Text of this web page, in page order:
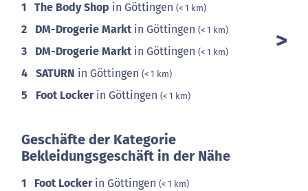
1 The Body Shop in Göttingen (< 1 km)
2 DM-Drogerie Markt in Göttingen (< 1 km)
3 DM-Drogerie Markt in Göttingen (< 1 km)
4 SATURN in Göttingen (< 1 km)
5 Foot Lockerin Göttingen (< 1 km)
Geschäfte der Kategorie
Bekleidungsgeschäft in der Nähe
1 Foot Lockerin Göttingen (< 1 km)